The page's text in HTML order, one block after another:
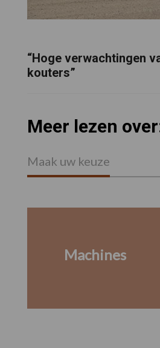
“Hoge verwachtingen
kouters”
Meer lezen
Maak uw keuze
Machines